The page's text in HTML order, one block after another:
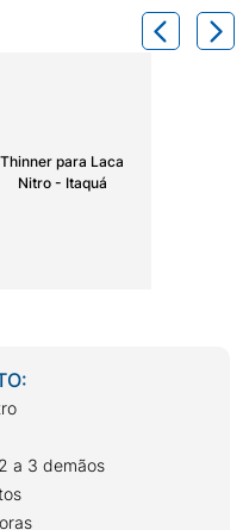
Thinner para Laca
Nitro - Itaquá
a 3 demãos